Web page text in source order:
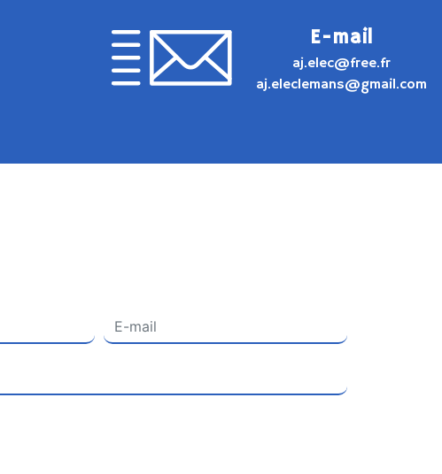
E-mail
aj.elec@free.fr
aj.eleclemans@gmail.com